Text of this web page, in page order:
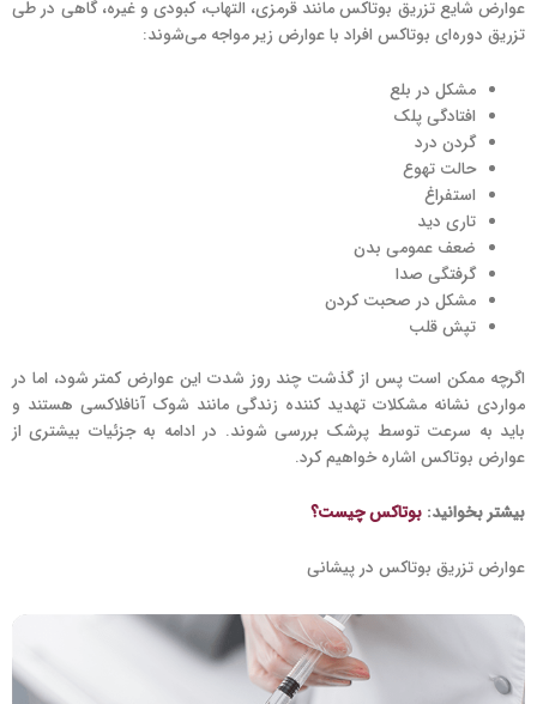
عوارض شایع تزریق بوتاکس مانند قرمزی، التهاب، کبودی و غیره، گاهی در طی
تزریق دوره‌ای بوتاکس افراد با عوارض زیر مواجه می‌شوند:
مشکل در بلع
افتادگی پلک
گردن درد
حالت تهوع
استفراغ
تاری دید
ضعف عمومی بدن
گرفتگی صدا
مشکل در صحبت کردن
تپش قلب
اگرچه ممکن است پس از گذشت چند روز شدت این عوارض کمتر شود، اما در
مواردی نشانه مشکلات تهدید کننده زندگی مانند شوک آنافلاکسی هستند و
باید به سرعت توسط پرشک بررسی شوند. در ادامه به جزئیات بیشتری از
عوارض بوتاکس اشاره خواهیم کرد.
بیشتر بخوانید: بوتاکس چیست؟
عوارض تزریق بوتاکس در پیشانی